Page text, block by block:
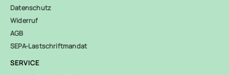
Datenschutz
Widerruf
AGB
SEPA-Lastschriftmandat
SERVICE